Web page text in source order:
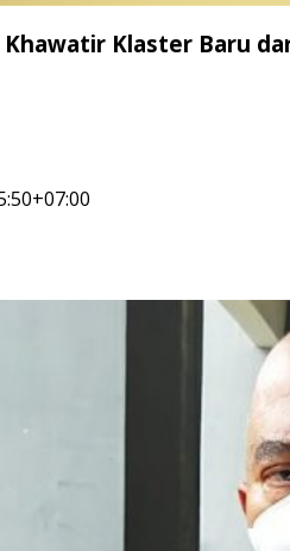
Klaster Baru